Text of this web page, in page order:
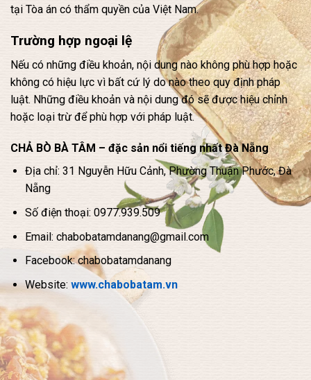
tại Tòa án có thẩm quyền của Việt Nam.
Trường hợp ngoại lệ
Nếu có những điều khoản, nội dung nào không phù hợp hoặc
không có hiệu lực vì bất cứ lý do nào theo quy định pháp
luật. Những điều khoản và nội dung đó sẽ được hiệu chỉnh
hoặc loại trừ để phù hợp với pháp luật.
CHẢ BÒ BÀ TÂM – đặc sản nổi tiếng nhất Đà Nẵng
Địa chỉ: 31 Nguyễn Hữu Cảnh, Phường Thuận Phước, Đà
Nẵng
Số điện thoại: 0977.939.509
Email: chabobatamdanang@gmail.com
Facebook: chabobatamdanang
Website: www.chabobatam.vn